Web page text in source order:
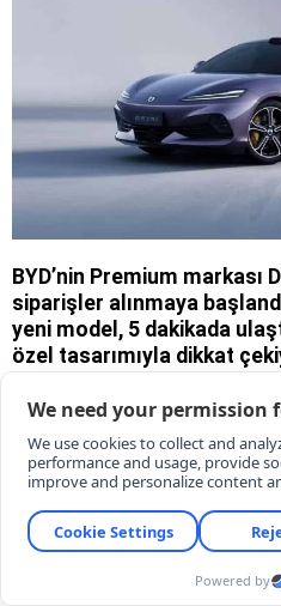
BYD’nin Premium markası
siparişler alınmaya
yeni model, 5 dakikada
özel tasarımıyla dikkat
Esmagül Koçak